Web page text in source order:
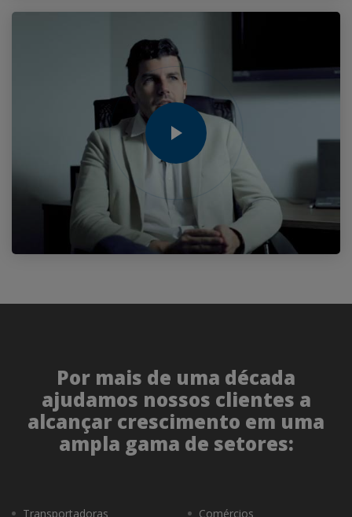
Por mais de uma década
ajudamos nossos clientes a
alcançar crescimento em uma
ampla gama de setores:
Transportadoras
Comércios